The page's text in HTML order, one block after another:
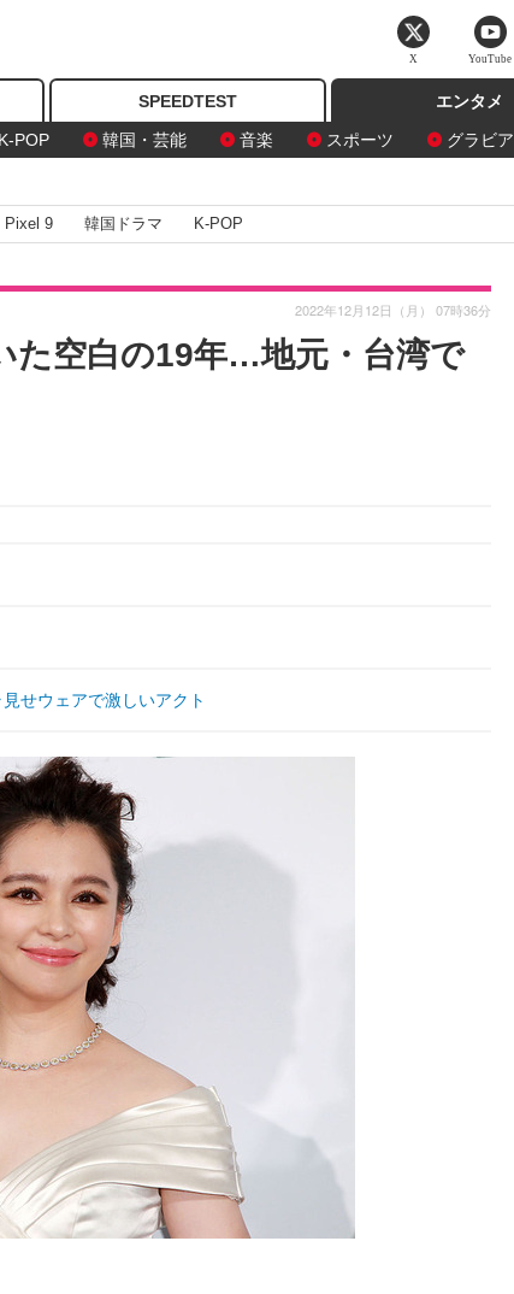
SPEEDTEST
エンタメ
POP 韓国・芸能 音楽 スポーツ グラビア
Pixel 9 韓国ドラマ K-POP
た空白の19年…地元・台湾で
2022年12月12日（月） 07時36分
せウェアで激しいアクト
X YouTube